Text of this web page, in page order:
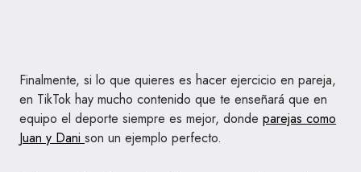
Finalmente, si lo que quieres es hacer ejercicio en pareja,
en TikTok hay mucho contenido que te enseñará que en
equipo el deporte siempre es mejor, donde parejas como
Juan y Dani son un ejemplo perfecto.